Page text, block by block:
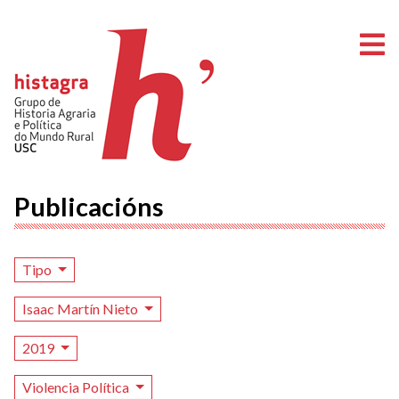
Publicacións
Tipo
Isaac Martín Nieto
2019
Violencia Política